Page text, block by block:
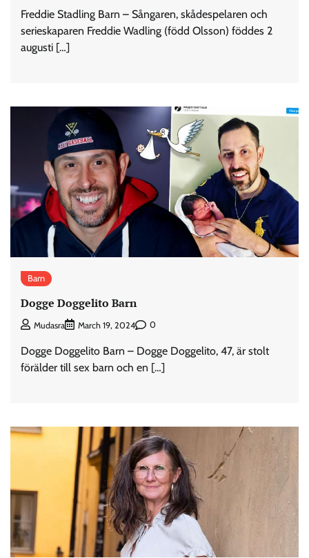
Freddie Stadling Barn – Sångaren, skådespelaren och
serieskaparen Freddie Wadling (född Olsson) föddes 2
augusti […]
Barn
Dogge Doggelito Barn
Mudasra March 19, 2024 0
Dogge Doggelito Barn – Dogge Doggelito, 47, är stolt
förälder till sex barn och en […]